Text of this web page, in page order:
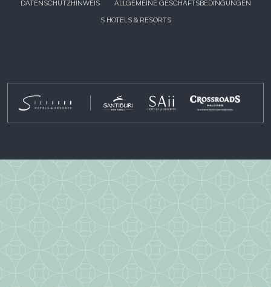
DATENSCHUTZHINWEIS ALLGEMEINE GESCHÄFTSBEDINGUNGEN
S HOTELS & RESORTS